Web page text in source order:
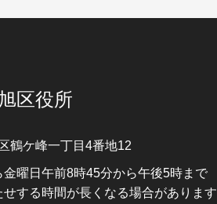
区役所
鶴ケ峰一丁目4番地12
金曜日午前8時45分から午後5時まで
する時間が長くなる場合があります